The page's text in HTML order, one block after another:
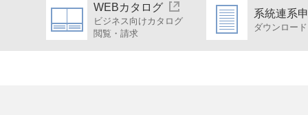
WEBカタログ
ビジネス向けカタログ
閲覧・請求
系統連系
ダウンロード